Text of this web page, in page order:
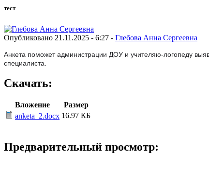
тест
Опубликовано 21.11.2025 - 6:27 - Глебова Анна Сергеевна
Анкета поможет администрации ДОУ и учителяю-логопеду
специалиста.
Скачать:
Вложение
Размер
anketa_2.docx 16.97 КБ
Предварительный просмотр: